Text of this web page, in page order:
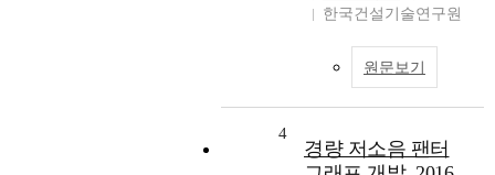
한국건설기술연구원
원문보기
4
경량 저소음 팬터